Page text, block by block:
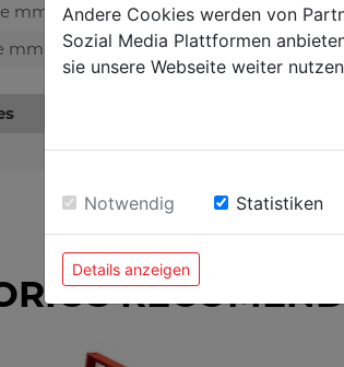
mm
mm
Andere Cookies werden von
Sozial Media Plattformen
sie unsere Webseite weiter
Notwendig Statistiken
Details anzeigen